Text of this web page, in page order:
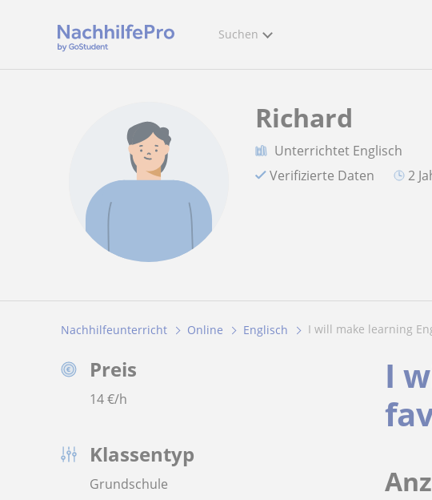
Suchen
Richard
Unterrichtet Englisch
Verifizierte Daten
2
Nachhilfeunterricht Online Englisch I will make learning
Preis
14€/h
Klassentyp
Grundschule
I